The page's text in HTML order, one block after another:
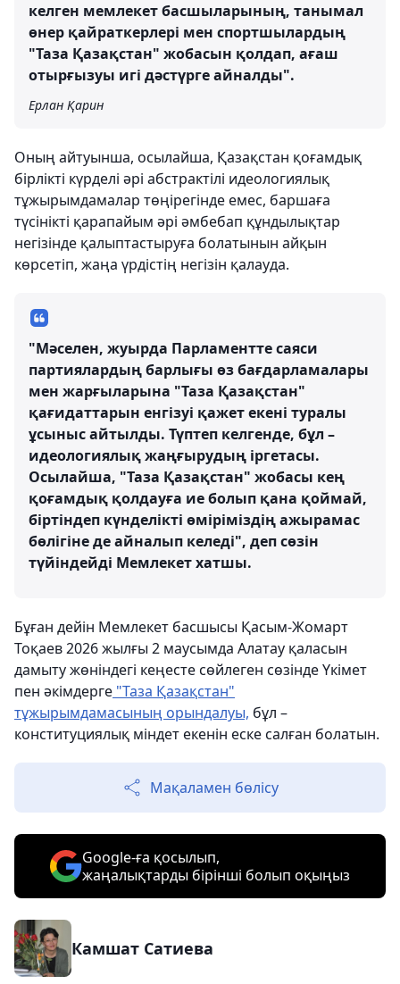
келген мемлекет басшыларының, танымал
өнер қайраткерлері мен спортшылардың
"Таза Қазақстан" жобасын қолдап, ағаш
отырғызуы игі дәстүрге айналды".
Ерлан Қарин
Оның айтуынша, осылайша, Қазақстан қоғамдық
бірлікті күрделі әрі абстрактілі идеологиялық
тұжырымдамалар төңірегінде емес, баршаға
түсінікті қарапайым әрі әмбебап құндылықтар
негізінде қалыптастыруға болатынын айқын
көрсетіп, жаңа үрдістің негізін қалауда.
"Мәселен, жуырда Парламентте саяси
партиялардың барлығы өз бағдарламалары
мен жарғыларына "Таза Қазақстан"
қағидаттарын енгізуі қажет екені туралы
ұсыныс айтылды. Түптеп келгенде, бұл –
идеологиялық жаңғырудың іргетасы.
Осылайша, "Таза Қазақстан" жобасы кең
қоғамдық қолдауға ие болып қана қоймай,
біртіндеп күнделікті өміріміздің ажырамас
бөлігіне де айналып келеді", деп сөзін
түйіндейді Мемлекет хатшы.
Бұған дейін Мемлекет басшысы Қасым-Жомарт
Тоқаев 2026 жылғы 2 маусымда Алатау қаласын
дамыту жөніндегі кеңесте сөйлеген сөзінде Үкімет
пен әкімдерге "Таза Қазақстан"
тұжырымдамасының орындалуы, бұл –
конституциялық міндет екенін еске салған болатын.
Мақаламен бөлісу
Google-ға қосылып,
жаңалықтарды бірінші болып оқыңыз
Камшат Сатиева